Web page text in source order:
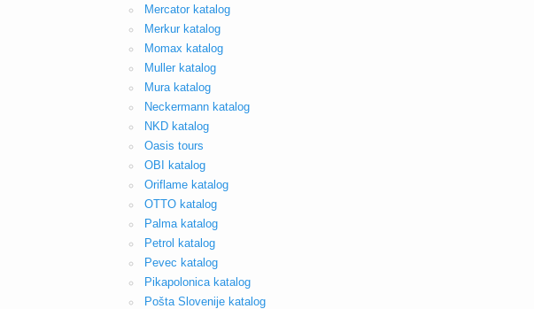
Mercator katalog
Merkur katalog
Momax katalog
Muller katalog
Mura katalog
Neckermann katalog
NKD katalog
Oasis tours
OBI katalog
Oriflame katalog
OTTO katalog
Palma katalog
Petrol katalog
Pevec katalog
Pikapolonica katalog
Pošta Slovenije katalog